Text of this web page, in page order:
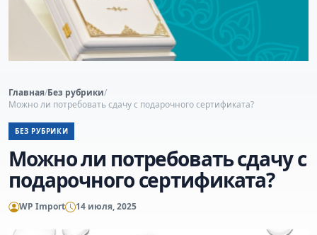
Главная/Без рубрики/
Можно ли потребовать сдачу с подарочного сертификата?
БЕЗ РУБРИКИ
Можно ли потребовать сдачу с
подарочного сертификата?
WP Import 14 июля, 2025